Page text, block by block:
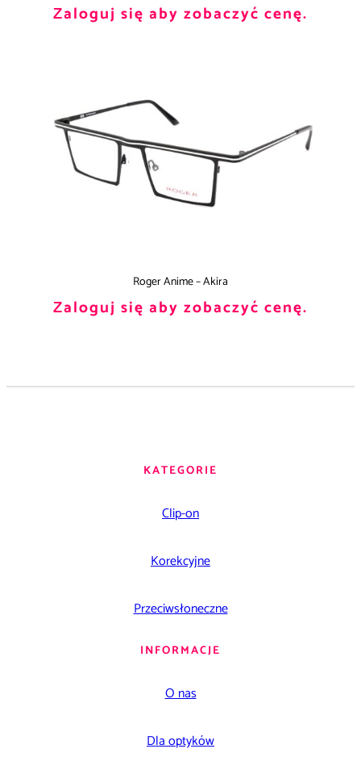
Zaloguj się aby zobaczyć cenę.
Roger Anime – Akira
Zaloguj się aby zobaczyć cenę.
KATEGORIE
Clip-on
Korekcyjne
Przeciwsłoneczne
INFORMACJE
O nas
Dla optyków